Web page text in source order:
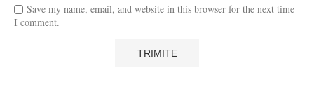
Save my name, email, and website in this browser for the next time
I comment.